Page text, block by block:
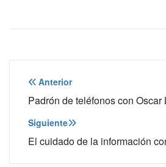
Navegación
de
entradas
Anterior
Padrón de teléfonos con Oscar
Siguiente
El cuidado de la información